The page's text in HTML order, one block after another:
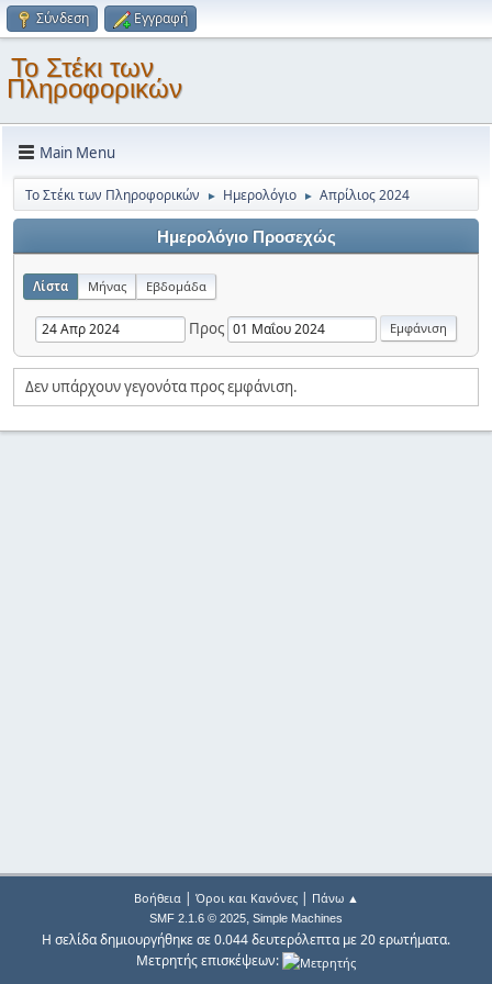
Σύνδεση Εγγραφή
Το Στέκι των
Πληροφορικών
Main Menu
Το Στέκι των Πληροφορικών ► Ημερολόγιο ► Απρίλιος 2024
Ημερολόγιο Προσεχώς
Λίστα Μήνας Εβδομάδα
Προς
Δεν υπάρχουν γεγονότα προς εμφάνιση.
Βοήθεια| Όροι και Κανόνες| Πάνω ▲
SMF 2.1.6 © 2025, Simple Machines
Η σελίδα δημιουργήθηκε σε 0.044 δευτερόλεπτα με 20 ερωτήματα.
Μετρητής επισκέψεων: